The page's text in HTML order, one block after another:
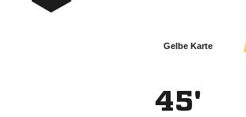
Gelbe Karte
45'